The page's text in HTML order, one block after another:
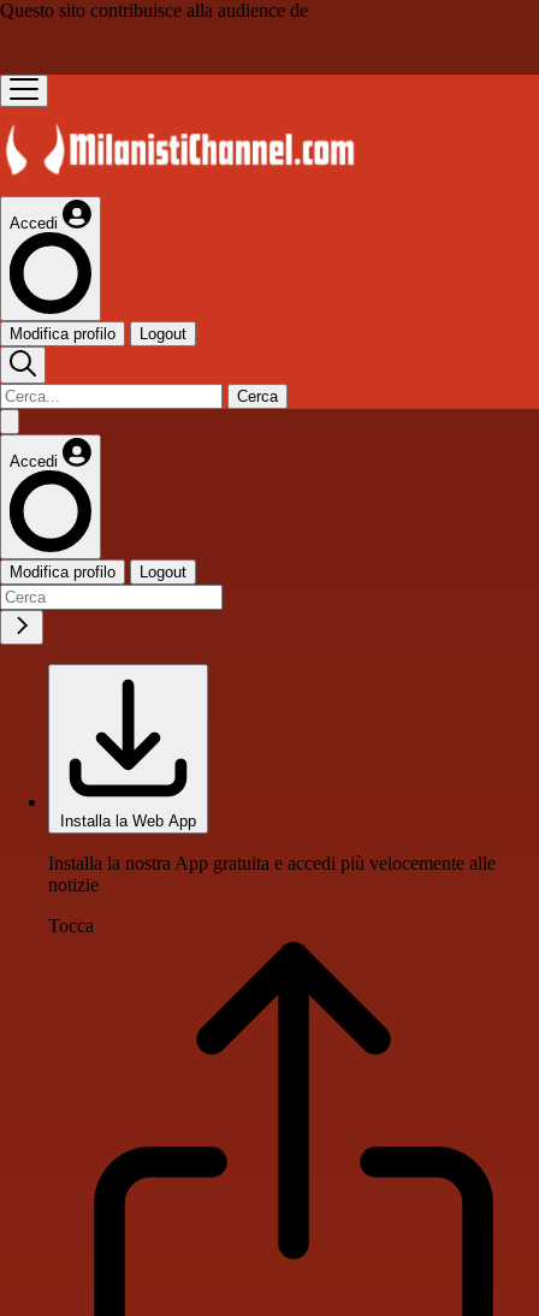
Questo sito contribuisce alla audience de
Accedi
Modifica profilo Logout
Cerca
Accedi
Modifica profilo Logout
Installa la Web App
Installa la nostra App gratuita e accedi più velocemente alle
notizie
Tocca